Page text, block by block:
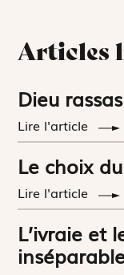
Articles
Dieu
Lire l'article
Le choix
Lire l'article
L’ivraie et